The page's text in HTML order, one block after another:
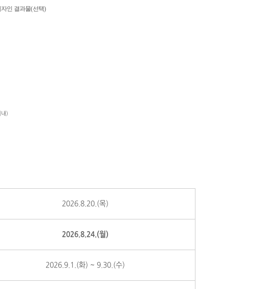
인 결과물(선택)
)
2026.8.20.(목)
2026.8.24.(월)
2026.9.1.(화) ~ 9.30.(수)